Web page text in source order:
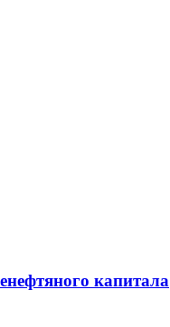
капитала